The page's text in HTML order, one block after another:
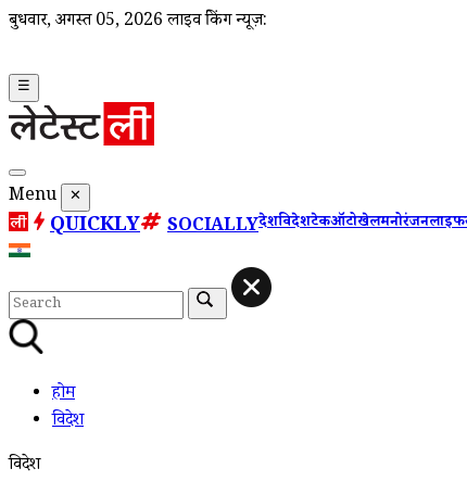
बुधवार, अगस्त 05, 2026 लाइव ब्रेकिंग न्यूज़:
☰
Menu ✕
QUICKLY SOCIALLYदेशविदेशटेकऑटोखेलमनोरंजन
होम
विदेश
विदेश